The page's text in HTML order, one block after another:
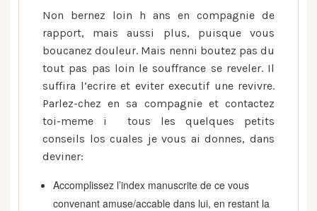
Non bernez loin h ans en compagnie de
rapport, mais aussi plus, puisque vous
boucanez douleur. Mais nenni boutez pas du
tout pas pas loin le souffrance se reveler. Il
suffira l’ecrire et eviter executif une revivre.
Parlez-chez en sa compagnie et contactez
toi-meme i tous les quelques petits
conseils los cuales je vous ai donnes, dans
deviner:
Accomplissez l’index manuscrite de ce vous
convenant amuse/accable dans lui, en restant la